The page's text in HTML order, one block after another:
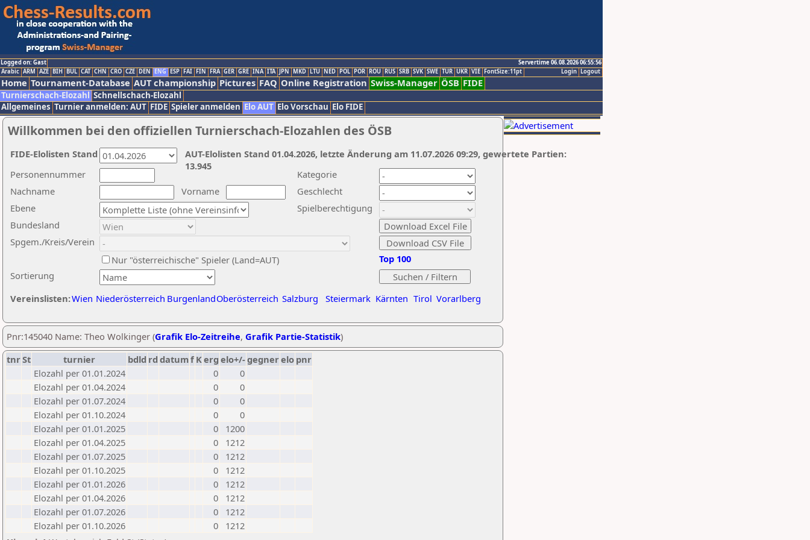
Logged on: Gast
Servertime 06.08.2026 06:55:56
Logout
Login
Arabic ARM AZE BIH BUL CAT CHN CRO CZE DEN ENG ESP FAI FIN FRA GER GRE INA ITA JPN MKD LTU NED POL POR ROU RUS SRB SVK SWE TUR UKR VIE FontSize:11pt
Home Tournament-Database AUT championship Pictures FAQ Online Registration Swiss-Manager ÖSB FIDE
Turnierschach-Elozahl Schnellschach-Elozahl
Allgemeines Turnier anmelden: AUT FIDE Spieler anmelden Elo AUT Elo Vorschau Elo FIDE
Willkommen bei den offiziellen Turnierschach-Elozahlen des ÖSB
Nachname
Vorname
Ebene
Kategorie
Sortierung
Personennummer
Bundesland
Spgem./Kreis/Verein
Geschlecht
Nur "österreichische" Spieler (Land=AUT)
Spielberechtigung
Vereinslisten:Wien Niederösterreich BurgenlandOberösterreich Salzburg Steiermark Kärnten Tirol Vorarlberg
Top 100
AUT-Elolisten Stand 01.04.2026, letzte Änderung am 11.07.2026 09:29, gewertete Partien:
13.945
FIDE-Elolisten Stand
Pnr:145040 Name: Theo Wolkinger (Grafik Elo-Zeitreihe, Grafik Partie-Statistik)
tnrSt turnier bdld rd datumf Kerg elo+/-gegnerelo pnr
Elozahl per 01.01.2024
0
0
Elozahl per 01.04.2024
0
0
Elozahl per 01.07.2024
0
0
Elozahl per 01.10.2024
0
0
Elozahl per 01.01.2025
0
1200
Elozahl per 01.04.2025
0
1212
Elozahl per 01.07.2025
0
1212
Elozahl per 01.10.2025
0
1212
Elozahl per 01.01.2026
0
1212
Elozahl per 01.04.2026
0
1212
Elozahl per 01.07.2026
0
1212
Elozahl per 01.10.2026
0
1212